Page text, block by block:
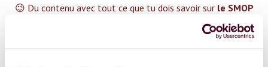
😉 Du contenu avec tout ce que tu dois savoir sur le SMOP
TROUVER UN SPÉCIALISTE